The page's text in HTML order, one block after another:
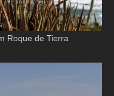
Roque de Tierra